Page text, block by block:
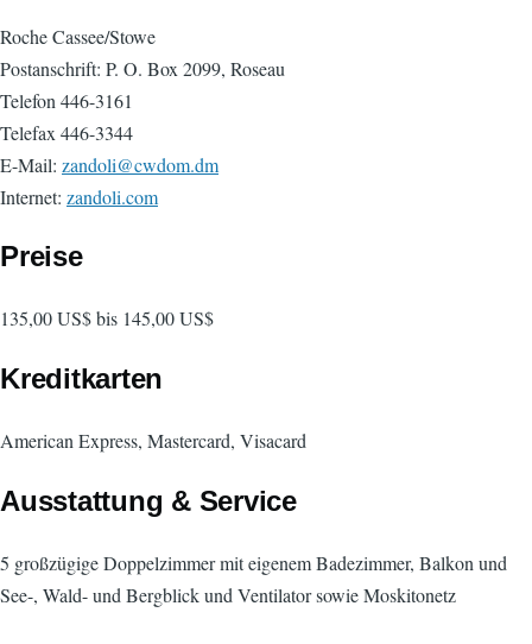
Roche Cassee/Stowe
Postanschrift: P. O. Box 2099, Roseau
Telefon 446-3161
Telefax 446-3344
E-Mail: zandoli@cwdom.dm
Internet: zandoli.com
Preise
135,00 US$ bis 145,00 US$
Kreditkarten
American Express, Mastercard, Visacard
Ausstattung & Service
5 großzügige Doppelzimmer mit eigenem Badezimmer, Balkon und
See-, Wald- und Bergblick und Ventilator sowie Moskitonetz